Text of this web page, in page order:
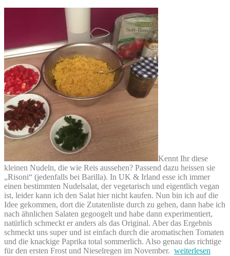
Kennt Ihr diese
kleinen Nudeln, die wie Reis aussehen? Passend dazu heissen sie
„Risoni“ (jedenfalls bei Barilla). In UK & Irland esse ich immer
einen bestimmten Nudelsalat, der vegetarisch und eigentlich vegan
ist, leider kann ich den Salat hier nicht kaufen. Nun bin ich auf die
Idee gekommen, dort die Zutatenliste durch zu gehen, dann habe ich
nach ähnlichen Salaten gegoogelt und habe dann experimentiert,
natürlich schmeckt er anders als das Original. Aber das Ergebnis
schmeckt uns super und ist einfach durch die aromatischen Tomaten
und die knackige Paprika total sommerlich. Also genau das richtige
für den ersten Frost und Nieselregen im November. „Sommer
weiterlesen